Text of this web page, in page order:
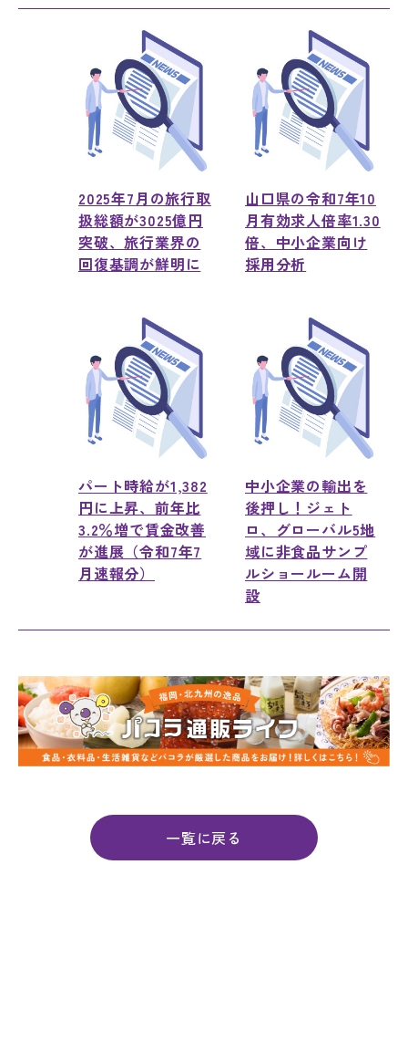
2025年7月の旅行取
扱総額が3025億円
突破、旅行業界の
回復基調が鮮明に
山口県の令和7年10
月有効求人倍率1.30
倍、中小企業向け
採用分析
パート時給が1,382
円に上昇、前年比
3.2％増で賃金改善
が進展（令和7年7
月速報分）
中小企業の輸出を
後押し！ジェト
ロ、グローバル5地
域に非食品サンプ
ルショールーム開
設
一覧に戻る